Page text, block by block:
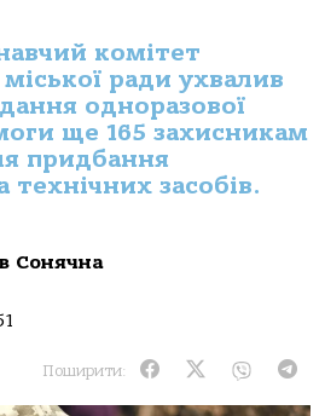
комітет
ради ухвалив
одноразової
ще 165 захисникам
придбання
засобів.
Сонячна
Поширити: